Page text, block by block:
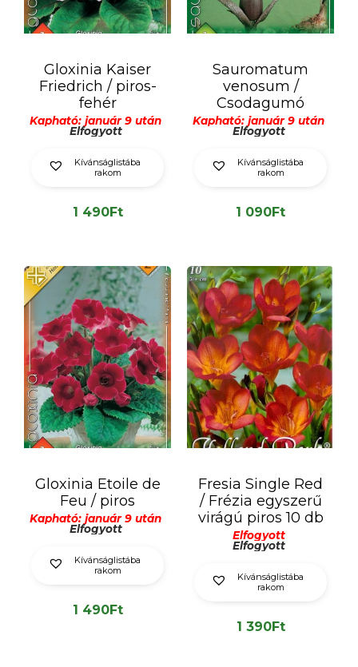
Gloxinia Kaiser
Friedrich / piros-
fehér
Kapható: január 9 után
Elfogyott
Kívánságlistába
rakom
1 490Ft
Sauromatum
venosum /
Csodagumó
Kapható: január 9 után
Elfogyott
Kívánságlistába
rakom
1 090Ft
Gloxinia Etoile de
Feu / piros
Kapható: január 9 után
Elfogyott
Kívánságlistába
rakom
1 490Ft
Fresia Single Red
/ Frézia egyszerű
virágú piros 10 db
Elfogyott
Elfogyott
Kívánságlistába
rakom
1 390Ft